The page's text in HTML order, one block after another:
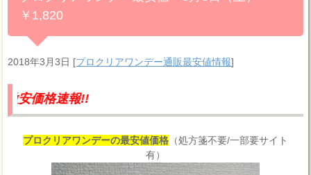
￥1,820
2018年3月3日 [プロクリアワンデー通販最安値情報]
速報!!
プロクリアワンデーの最安値価格（処方箋不要/一部要サイト
有）